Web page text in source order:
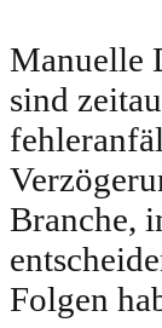
Manuelle
sind
Branche,
Folgen